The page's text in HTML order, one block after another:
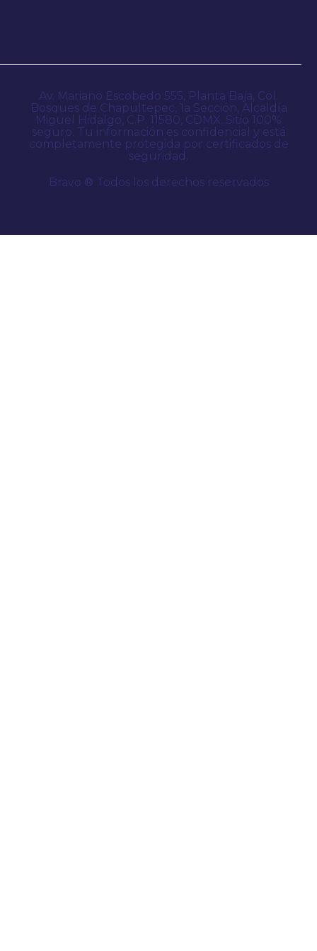
Av. Mariano Escobedo 555, Planta Baja, Col.
Bosques de Chapultepec, 1a Sección, Alcaldía
Miguel Hidalgo, C.P. 11580, CDMX. Sitio 100%
seguro. Tu información es confidencial y está
completamente protegida por certificados de
seguridad.
Bravo ® Todos los derechos reservados